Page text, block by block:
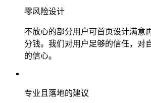
零风险设计
不放心的部分用户可首页设计满意
分钱。我们对用户足够的信任，对
的信心。
专业且落地的建议